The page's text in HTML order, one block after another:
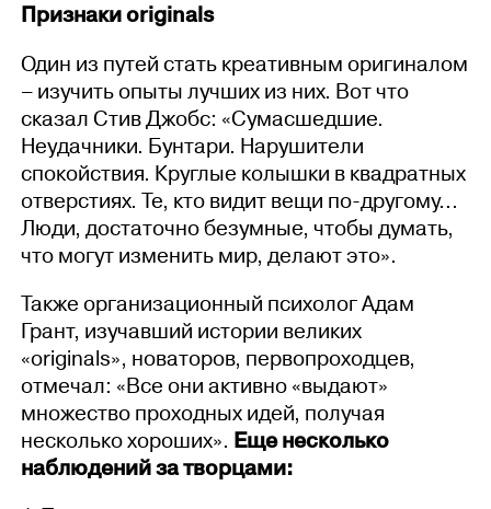
Признаки originals
Один из путей стать креативным оригиналом
– изучить опыты лучших из них. Вот что
сказал Стив Джобс: «Сумасшедшие.
Неудачники. Бунтари. Нарушители
спокойствия. Круглые колышки в квадратных
отверстиях. Те, кто видит вещи по-другому...
Люди, достаточно безумные, чтобы думать,
что могут изменить мир, делают это».
Также организационный психолог Адам
Грант, изучавший истории великих
«originals», новаторов, первопроходцев,
отмечал: «Все они активно «выдают»
множество проходных идей, получая
несколько хороших». Еще несколько
наблюдений за творцами: